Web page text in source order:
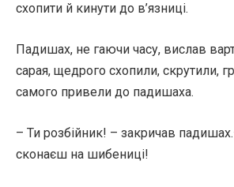
схопити й кинути до в’язниці.
Падишах, не гаючи часу, вислав
сарая, щедрого схопили, скрутили,
самого привели до падишаха.
– Ти розбійник! – закричав
сконаєш на шибениці!